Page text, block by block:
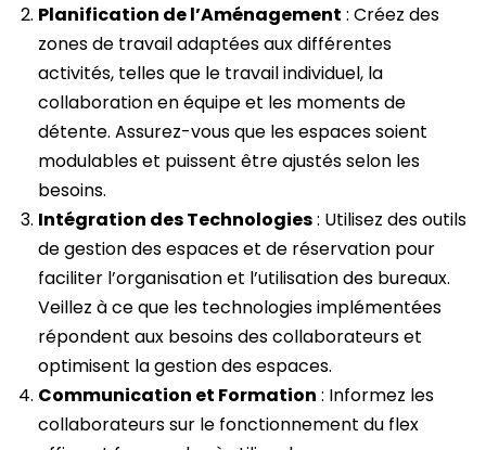
Planification de l’Aménagement : Créez des
zones de travail adaptées aux différentes
activités, telles que le travail individuel, la
collaboration en équipe et les moments de
détente. Assurez-vous que les espaces soient
modulables et puissent être ajustés selon les
besoins.
Intégration des Technologies: Utilisez des outils
de gestion des espaces et de réservation pour
faciliter l’organisation et l’utilisation des bureaux.
Veillez à ce que les technologies implémentées
répondent aux besoins des collaborateurs et
optimisent la gestion des espaces.
Communication et Formation : Informez les
collaborateurs sur le fonctionnement du flex